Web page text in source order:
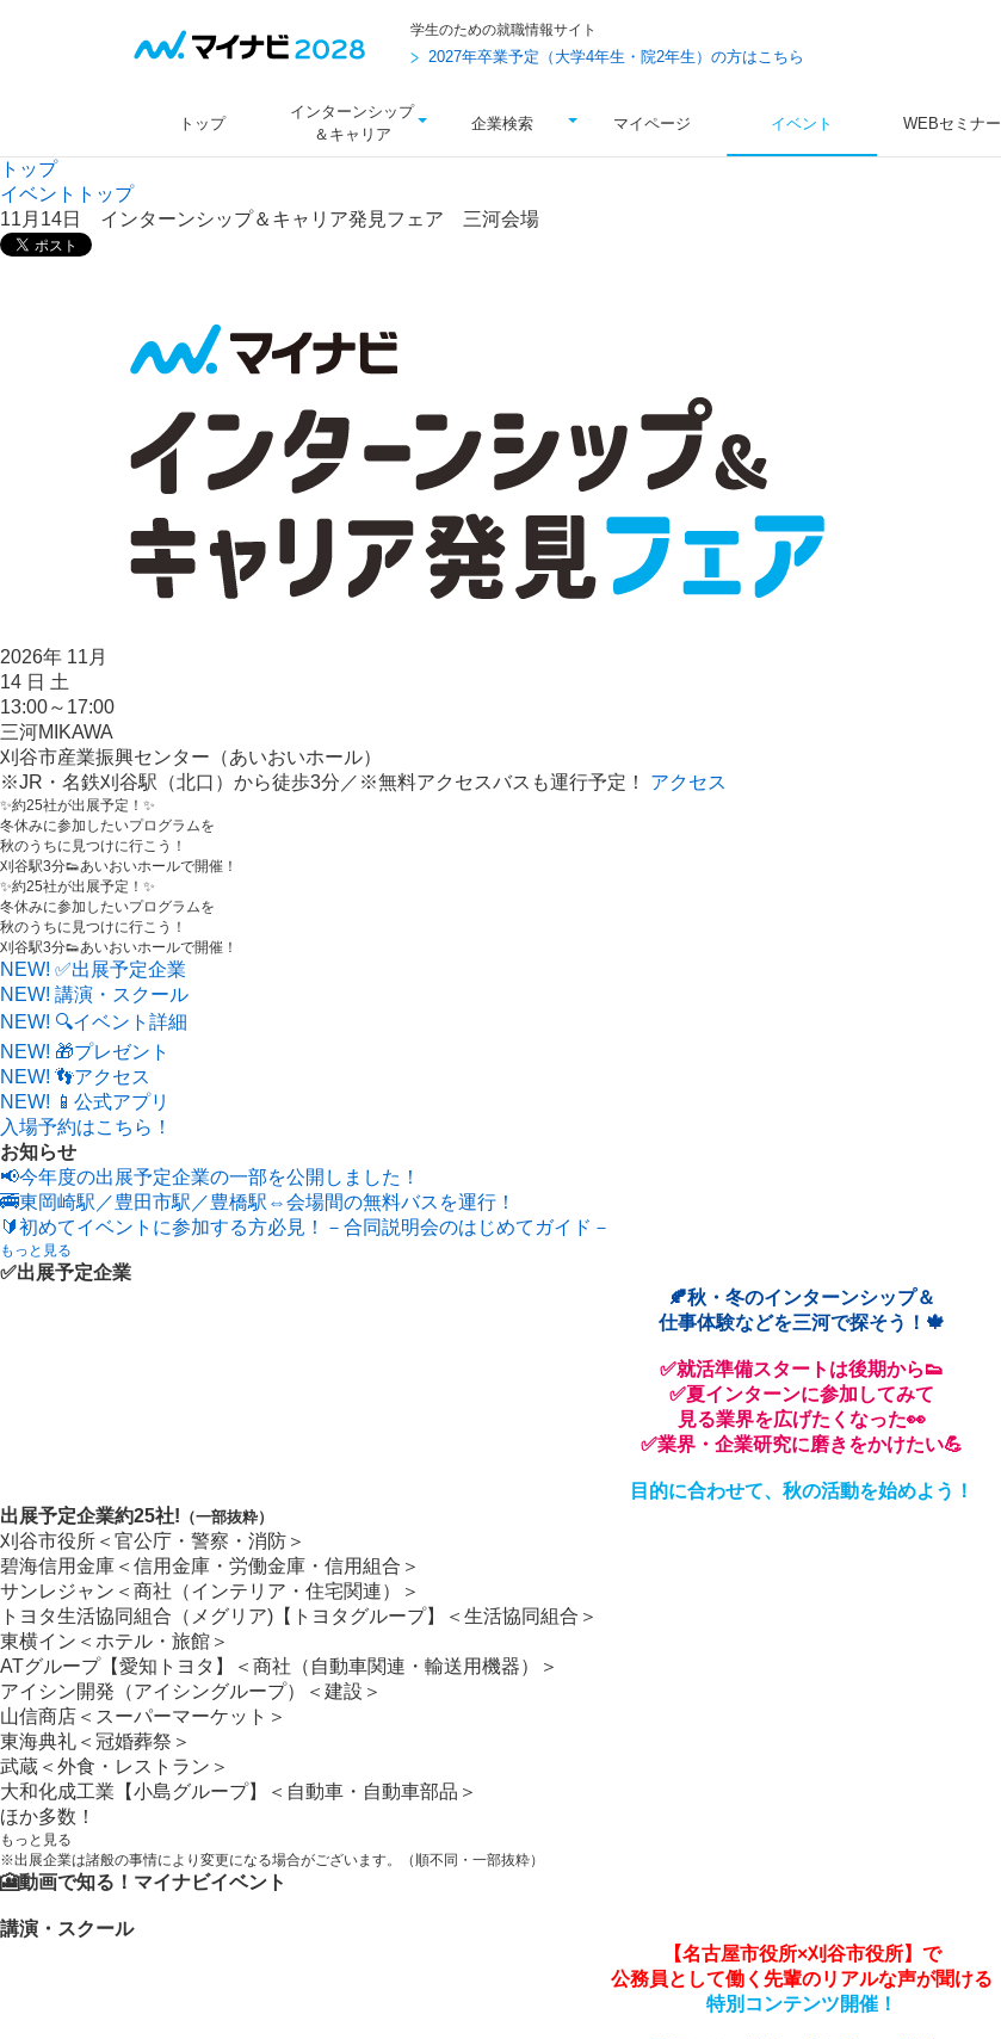
学生のための就職情報サイト
2027年卒業予定（大学4年生・院2年生）の方はこちら
トップ
インターンシップ
＆キャリア
企業検索 マイページ イベント WEBセミナー
トップ
イベントトップ
11月14日 インターンシップ＆キャリア発見フェア 三河会場
2026年 11 月
14 日 土
13:00～17:00
三河MIKAWA
刈谷市産業振興センター（あいおいホール）
※JR・名鉄刈谷駅（北口）から徒歩3分／※無料アクセスバスも運行予定！
アクセス
✨約25社が出展予定！✨
冬休みに参加したいプログラムを
秋のうちに見つけに行こう！
刈谷駅3分👟あいおいホールで開催！
✨約25社が出展予定！✨
冬休みに参加したいプログラムを
秋のうちに見つけに行こう！
刈谷駅3分👟あいおいホールで開催！
NEW! ✅出展予定企業
NEW! 講演・スクール
NEW! 🔍イベント詳細
NEW! 🎁プレゼント
NEW! 👣アクセス
NEW! 📱公式アプリ
入場予約はこちら！
お知らせ
📢今年度の出展予定企業の一部を公開しました！
🚎東岡崎駅／豊田市駅／豊橋駅⇔会場間の無料バスを運行！
🔰初めてイベントに参加する方必見！－合同説明会のはじめてガイド－
もっと見る
✅出展予定企業
🍂秋・冬のインターンシップ＆
仕事体験などを三河で探そう！🍁
✅就活準備スタートは後期から👟
✅夏インターンに参加してみて
見る業界を広げたくなった👀
✅業界・企業研究に磨きをかけたい💪
目的に合わせて、秋の活動を始めよう！
出展予定企業約25社! （一部抜粋）
刈谷市役所＜官公庁・警察・消防＞
碧海信用金庫＜信用金庫・労働金庫・信用組合＞
サンレジャン＜商社（インテリア・住宅関連）＞
トヨタ生活協同組合（メグリア)【トヨタグループ】＜生活協同組合＞
東横イン＜ホテル・旅館＞
ATグループ【愛知トヨタ】＜商社（自動車関連・輸送用機器）＞
アイシン開発（アイシングループ）＜建設＞
山信商店＜スーパーマーケット＞
東海典礼＜冠婚葬祭＞
武蔵＜外食・レストラン＞
大和化成工業【小島グループ】＜自動車・自動車部品＞
ほか多数！
もっと見る
※出展企業は諸般の事情により変更になる場合がございます。（順不同・一部抜粋）
🎦動画で知る！マイナビイベント
講演・スクール
【名古屋市役所×刈谷市役所】で
公務員として働く 先輩のリアルな声が聞ける
特別コンテンツ開催！